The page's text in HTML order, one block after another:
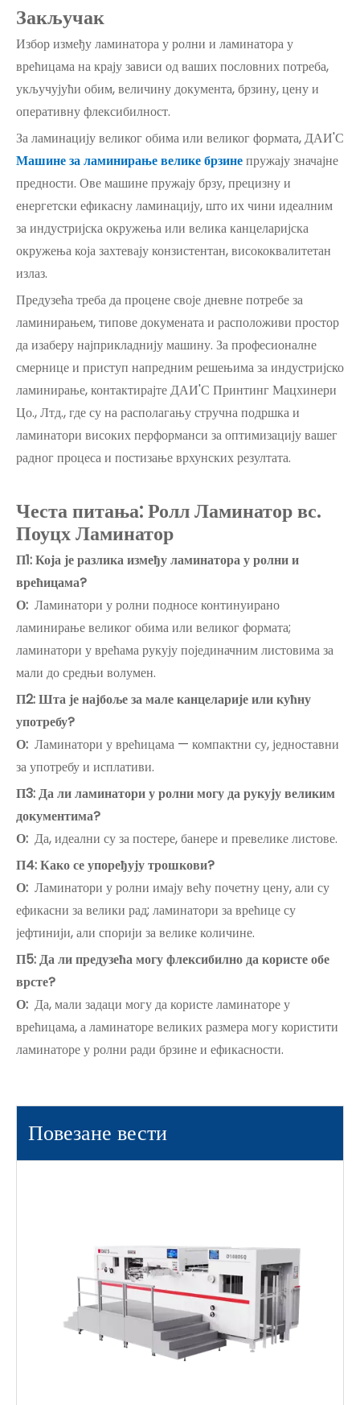
Закључак
Избор између ламинатора у ролни и ламинатора у
врећицама на крају зависи од ваших пословних потреба,
укључујући обим, величину документа, брзину, цену и
оперативну флексибилност.
За ламинацију великог обима или великог формата, ДАИ'С
Машине за ламинирање велике брзинепружају значајне
предности. Ове машине пружају брзу, прецизну и
енергетски ефикасну ламинацију, што их чини идеалним
за индустријска окружења или велика канцеларијска
окружења која захтевају конзистентан, висококвалитетан
излаз.
Предузећа треба да процене своје дневне потребе за
ламинирањем, типове докумената и расположиви простор
да изаберу најприкладнију машину. За професионалне
смернице и приступ напредним решењима за индустријско
ламинирање, контактирајте ДАИ'С Принтинг Мацхинери
Цо., Лтд., где су на располагању стручна подршка и
ламинатори високих перформанси за оптимизацију вашег
радног процеса и постизање врхунских резултата.
Честа питања: Ролл Ламинатор вс.
Поуцх Ламинатор
П1: Која је разлика између ламинатора у ролни и
врећицама?
О: Ламинатори у ролни подносе континуирано
ламинирање великог обима или великог формата;
ламинатори у врећама рукују појединачним листовима за
мали до средњи волумен.
П2: Шта је најбоље за мале канцеларије или кућну
употребу?
О: Ламинатори у врећицама — компактни су, једноставни
за употребу и исплативи.
П3: Да ли ламинатори у ролни могу да рукују великим
документима?
О: Да, идеални су за постере, банере и превелике листове.
П4: Како се упоређују трошкови?
О: Ламинатори у ролни имају већу почетну цену, али су
ефикасни за велики рад; ламинатори за врећице су
јефтинији, али спорији за велике количине.
П5: Да ли предузећа могу флексибилно да користе обе
врсте?
О: Да, мали задаци могу да користе ламинаторе у
врећицама, а ламинаторе великих размера могу користити
ламинаторе у ролни ради брзине и ефикасности.
Повезане вести